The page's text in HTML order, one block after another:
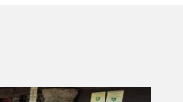
edo ken dezakezu